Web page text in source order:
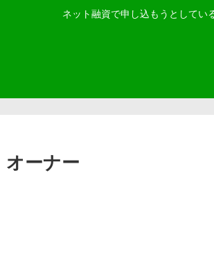
ネット融資で申し込もうとしてい
オーナー